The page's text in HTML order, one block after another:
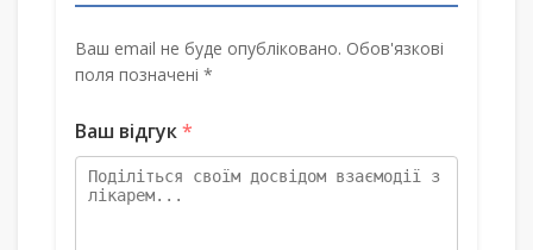
Ваш email не буде опубліковано. Обов'язкові
поля позначені *
Ваш відгук*